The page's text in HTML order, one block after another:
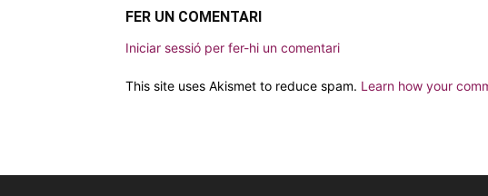
FER UN COMENTARI
Iniciar sessió per fer-hi un comentari
This site uses Akismet to reduce spam. Learn how your